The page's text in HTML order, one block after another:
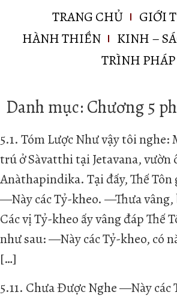
TRANG CHỦ
GIỚI
HÀNH THIỀN
KINH –
TRÌNH PHÁP
Danh mục: Chương 5
5.1. Tóm Lược Như vậy tôi nghe:
trú ở Sàvatthi tại Jetavana, vườn
Anàthapindika. Tại đấy, Thế Tôn
—Này các Tỷ-kheo. —Thưa vâng,
Các vị Tỷ-kheo ấy vâng đáp Thế
như sau: —Này các Tỷ-kheo, có
[…]
5.11. Chưa Được Nghe —Này các